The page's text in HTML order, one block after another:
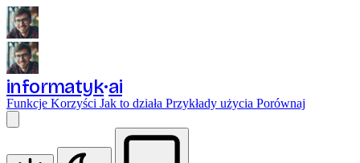
informatyk ai
Funkcje Korzyści Jak to działa Przykłady użycia Porównaj